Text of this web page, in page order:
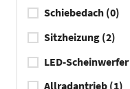
Schiebedach (0)
Sitzheizung (2)
LED-Scheinwerfer
Allradantrieb (1)